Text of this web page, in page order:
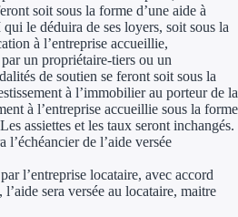
Recherche autonome
Accompagnement
Ressources
Blog
soit sous la forme d’une aide à
le déduira de ses loyers, soit sous la
à l’entreprise accueillie,
un propriétaire-tiers ou un
de soutien se feront soit sous la
à l’immobilier au porteur de la
à l’entreprise accueillie sous la forme
assiettes et les taux seront inchangés.
de l’aide versée
l’entreprise locataire, avec accord
sera versée au locataire, maitre